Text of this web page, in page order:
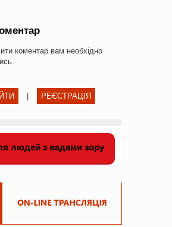
коментар вам необхідно
| РЕЄСТРАЦІЯ
людей з вадами зору